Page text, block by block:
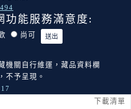
下載清單
功能服務滿意度:
尚可
機關自行維運，藏品資料欄
不予呈現。